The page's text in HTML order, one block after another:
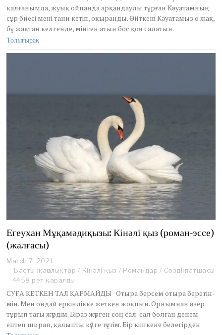
1
6
,
2
қалғанымда, жуық ойпаңда арқандаулы тұрған Кәуатамның
сұр биесі мені тани кетіп, оқыранды. Өйткені Кәуатамыз о жақ,
бұ жақтан келгенде, мінген атын бос қоя салатын.
Толығырақ
Егеухан Мұқамәдиқызы: Кінәлі қыз (роман-эссе)
(жалғасы)
March 7, 2021
a
r
h
1
4
,
Басты жаңалықтар / Кінәлі қыз / Романдар / Сөздің патшасы
4458 рет қаралды
СУҒА КЕТКЕН ТАЛ ҚАРМАЙДЫ Отыра берсем отыра беретін-
мін. Мен ондай еркіндікке жеткен жоқпын. Орнымнан әзер
тұрып тағы жүрдім. Біраз жүрген соң сал-сал болған денем
ептеп ширап, қалыпты күйге түстім. Бір кішкене белегірден